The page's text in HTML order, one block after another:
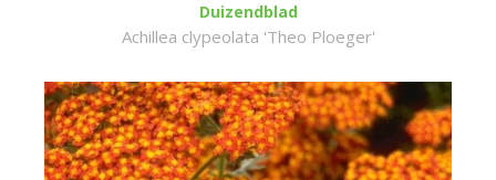
Duizendblad
Achillea clypeolata 'Theo Ploeger'